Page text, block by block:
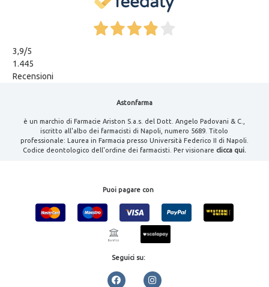
3,9/5
1.445
Recensioni
Astonfarma
è un marchio di Farmacie Ariston S.a.s. del Dott. Angelo Padovani & C.,
iscritto all'albo dei farmacisti di Napoli, numero 5689. Titolo
professionale: Laurea in Farmacia presso Università Federico II di Napoli.
Codice deontologico dell'ordine dei farmacisti. Per visionare clicca qui.
Puoi pagare con
Seguici su: